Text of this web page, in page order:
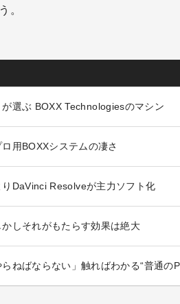
。
選ぶ BOXX Technologiesのマシン
用BOXXシステムの凄さ
DaVinci Resolveが主力ソフト化
しそれがもたらす効果は絶大
ねばならない」触ればわかる“普通の